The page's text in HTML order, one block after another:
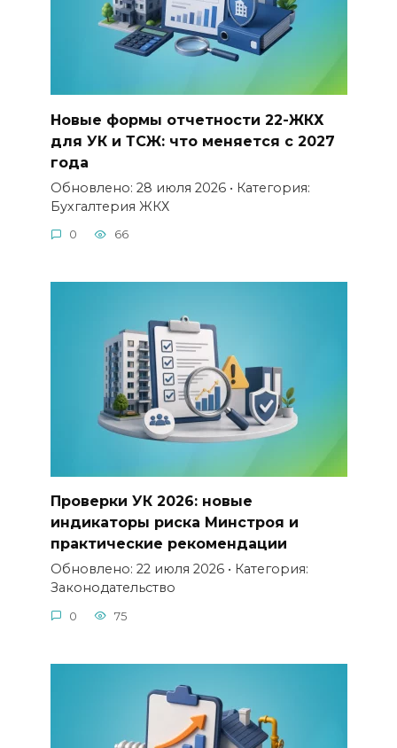
Новые формы отчетности 22-ЖКХ
для УК и ТСЖ: что меняется с 2027
года
Обновлено: 28 июля 2026 • Категория:
Бухгалтерия ЖКХ
0 66
Проверки УК 2026: новые
индикаторы риска Минстроя и
практические рекомендации
Обновлено: 22 июля 2026 • Категория:
Законодательство
0 75